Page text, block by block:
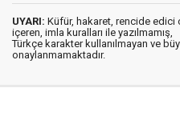
UYARI: Küfür, hakaret, rencide edici
içeren, imla kuralları ile yazılmamış,
Türkçe karakter kullanılmayan ve
onaylanmamaktadır.